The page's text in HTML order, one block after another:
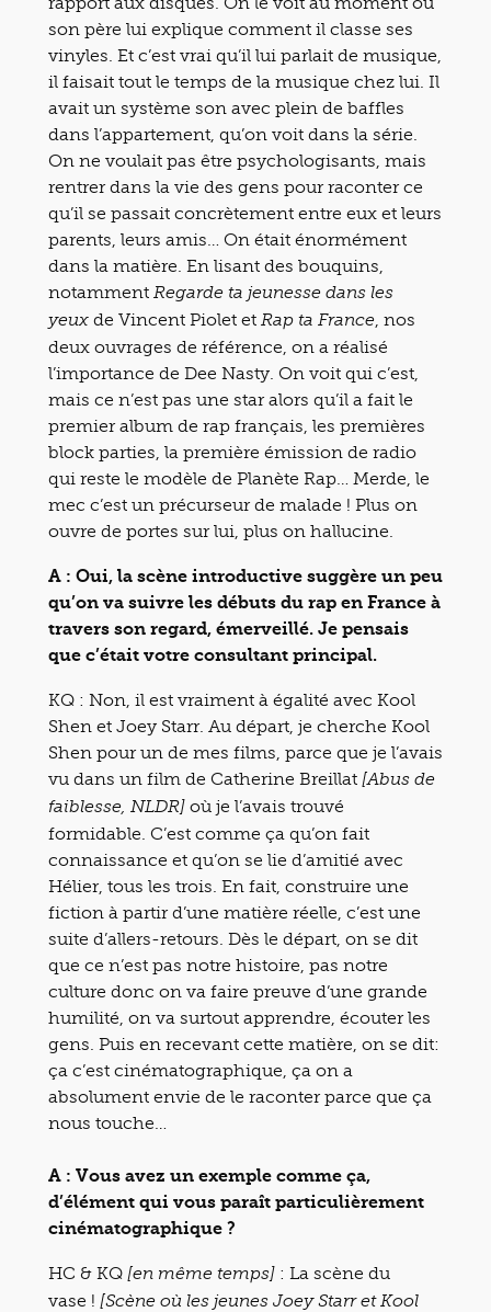
son père lui explique comment il classe ses
vinyles. Et c’est vrai qu’il lui parlait de musique,
il faisait tout le temps de la musique chez lui. Il
avait un système son avec plein de baffles
dans l’appartement, qu’on voit dans la série.
On ne voulait pas être psychologisants, mais
rentrer dans la vie des gens pour raconter ce
qu’il se passait concrètement entre eux et leurs
parents, leurs amis… On était énormément
dans la matière. En lisant des bouquins,
notamment Regarde ta jeunesse dans les
yeux de Vincent Piolet et Rap ta France , nos
deux ouvrages de référence, on a réalisé
l’importance de Dee Nasty. On voit qui c’est,
mais ce n’est pas une star alors qu’il a fait le
premier album de rap français, les premières
block parties, la première émission de radio
qui reste le modèle de Planète Rap… Merde, le
mec c’est un précurseur de malade ! Plus on
ouvre de portes sur lui, plus on hallucine.
A : Oui, la scène introductive suggère un peu
qu’on va suivre les débuts du rap en France à
travers son regard, émerveillé. Je pensais
que c’était votre consultant principal.
KQ : Non, il est vraiment à égalité avec Kool
Shen et Joey Starr. Au départ, je cherche Kool
Shen pour un de mes films, parce que je l’avais
vu dans un film de Catherine Breillat [Abus de
faiblesse, NLDR] où je l’avais trouvé
formidable. C’est comme ça qu’on fait
connaissance et qu’on se lie d’amitié avec
Hélier, tous les trois. En fait, construire une
fiction à partir d’une matière réelle, c’est une
suite d’allers-retours. Dès le départ, on se dit
que ce n’est pas notre histoire, pas notre
culture donc on va faire preuve d’une grande
humilité, on va surtout apprendre, écouter les
gens. Puis en recevant cette matière, on se dit:
ça c’est cinématographique, ça on a
absolument envie de le raconter parce que ça
nous touche…
A : Vous avez un exemple comme ça,
d’élément qui vous paraît particulièrement
cinématographique ?
HC & KQ [en même temps] : La scène du
vase ! [Scène où les jeunes Joey Starr et Kool